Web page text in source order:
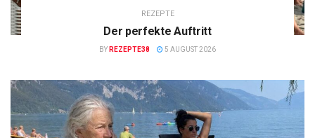
REZEPTE
Der perfekte Auftritt
BY REZEPTE38 5 AUGUST 2026